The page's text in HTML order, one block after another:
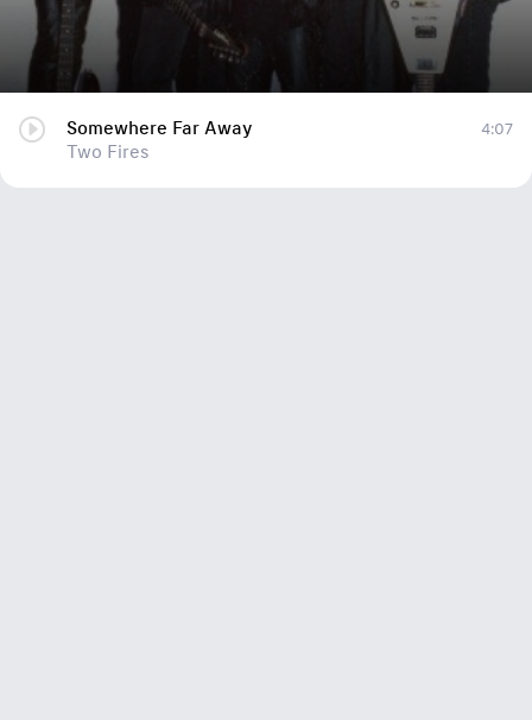
Somewhere Far Away
Two Fires
4:07